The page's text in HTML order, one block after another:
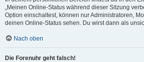
„Meinen Online-Status während dieser Sitzung
Option einschaltest, können nur Administratoren,
deinen Online-Status sehen. Du wirst dann als
Nach oben
Die Forenuhr geht falsch!